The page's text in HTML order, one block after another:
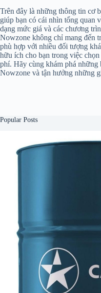
Trên đây là những thông tin cơ
giúp bạn có cái nhìn tổng quan
dạng mức giá và các chương
Nowzone không chỉ mang đến
phù hợp với nhiều đối tượng
hữu ích cho bạn trong việc
phí. Hãy cùng khám phá những
Nowzone và tận hưởng những
Popular Posts